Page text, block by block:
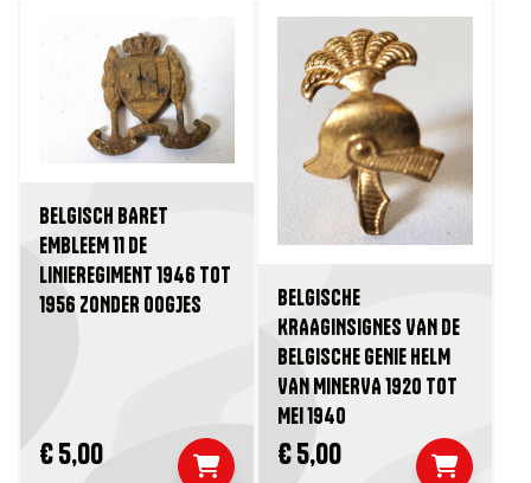
BELGISCH BARET
EMBLEEM 11 DE
LINIEREGIMENT 1946 TOT
1956 ZONDER OOGJES
€ 5,00
BELGISCHE
KRAAGINSIGNES VAN DE
BELGISCHE GENIE HELM
VAN MINERVA 1920 TOT
MEI 1940
€ 5,00